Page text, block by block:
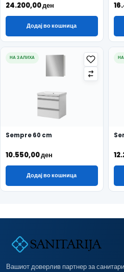
24.200,00ден
Додај во кошница
НА ЗАЛИХА
Sempre 60 cm
10.550,00ден
Додај во кошница
Вашиот доверлив партнер за